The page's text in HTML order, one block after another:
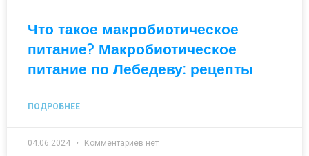
Что такое макробиотическое
питание? Макробиотическое
питание по Лебедеву: рецепты
ПОДРОБНЕЕ
04.06.2024 Комментариев нет